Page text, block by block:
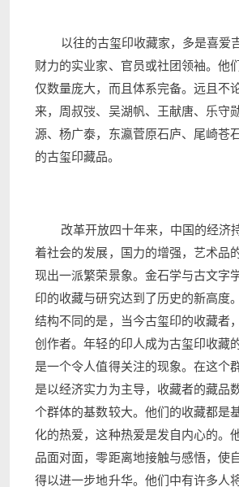
以往的古玺印收藏家，多是喜爱
财力的实业家、官员或社团领袖。他
仅数量庞大，而且体系完备。远且不
来，周叔弢、吴湖帆、王献唐、乐守
源、杨广泰，东瀛菅原石庐、尾崎苍
的古玺印藏品。
改革开放四十年来，中国的经济
着社会的发展，国力的增强，艺术品
现出一派繁荣景象。金石学与古文字
印的收藏与研究达到了历史的新高度
结构不同的是，当今古玺印的收藏者
创作者。年轻的印人成为古玺印收藏
是一个令人值得关注的现象。在这个
是以经济实力为主导，收藏者的藏品
个群体的基数较大。他们的收藏都是
化的热爱，这种热爱是发自内心的。
品面对面，零距离地接触与感悟，使
得以进一步地升华。他们中有许多人